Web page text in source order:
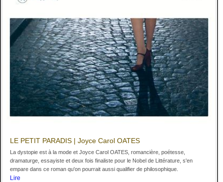
LE PETIT PARADIS | Joyce Carol OATES
La dystopie est à la mode et Joyce Carol OATES, romancière, poétesse,
dramaturge, essayiste et deux fois finaliste pour le Nobel de Littérature, s'en
empare dans ce roman qu'on pourrait aussi qualifier de philosophique.
Lire